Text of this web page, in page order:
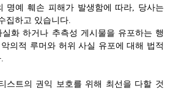
명예 훼손 피해가 발생함에 따라, 당사는
집하고 있습니다.
화 하거나 추측성 게시물을 유포하는 행
악의적 루머와 허위 사실 유포에 대해 법적
.
스트의 권익 보호를 위해 최선을 다할 것